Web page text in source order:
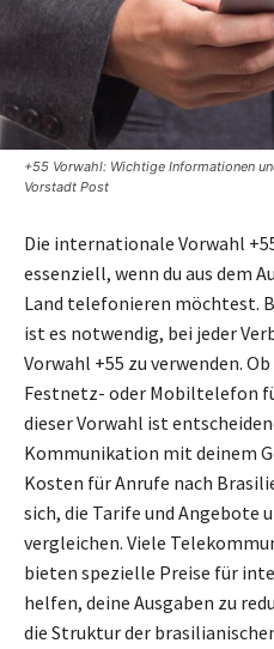
+55 Vorwahl: Wichtige Informationen
Vorstadt Post
Die internationale Vorwahl
essenziell, wenn du aus dem
Land telefonieren möchtest.
ist es notwendig, bei jeder
Vorwahl +55 zu verwenden.
Festnetz- oder Mobiltelefon
dieser Vorwahl ist
Kommunikation mit deinem
Kosten für Anrufe nach
sich, die Tarife und Angebote
vergleichen. Viele
bieten spezielle Preise für
helfen, deine Ausgaben zu
die Struktur der